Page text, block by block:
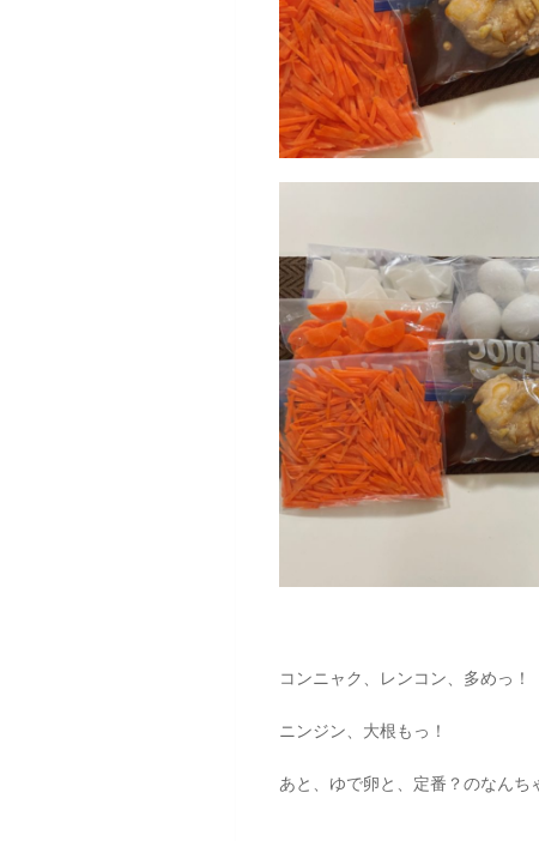
コンニャク、レンコン、多めっ！
ニンジン、大根もっ！
あと、ゆで卵と、定番？のなんち